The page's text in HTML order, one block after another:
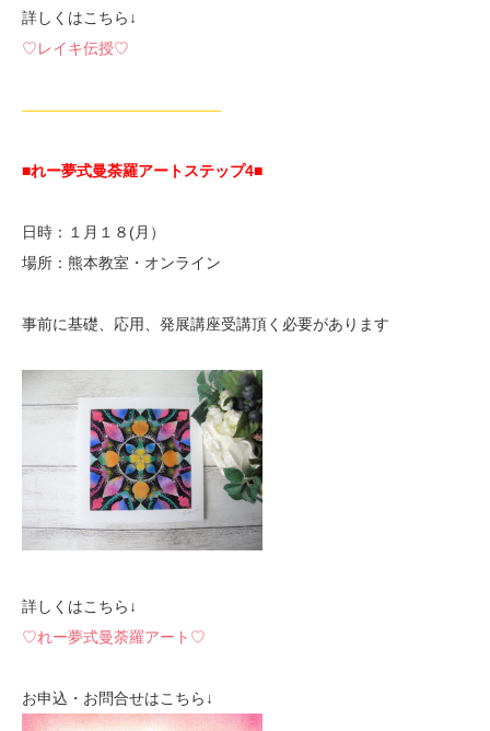
詳しくはこちら↓
♡レイキ伝授♡
—————————————
■れー夢式曼荼羅アートステップ4■
日時：１月１８(月）
場所：熊本教室・オンライン
事前に基礎、応用、発展講座受講頂く必要があります
詳しくはこちら↓
♡れー夢式曼荼羅アート♡
お申込・お問合せはこちら↓